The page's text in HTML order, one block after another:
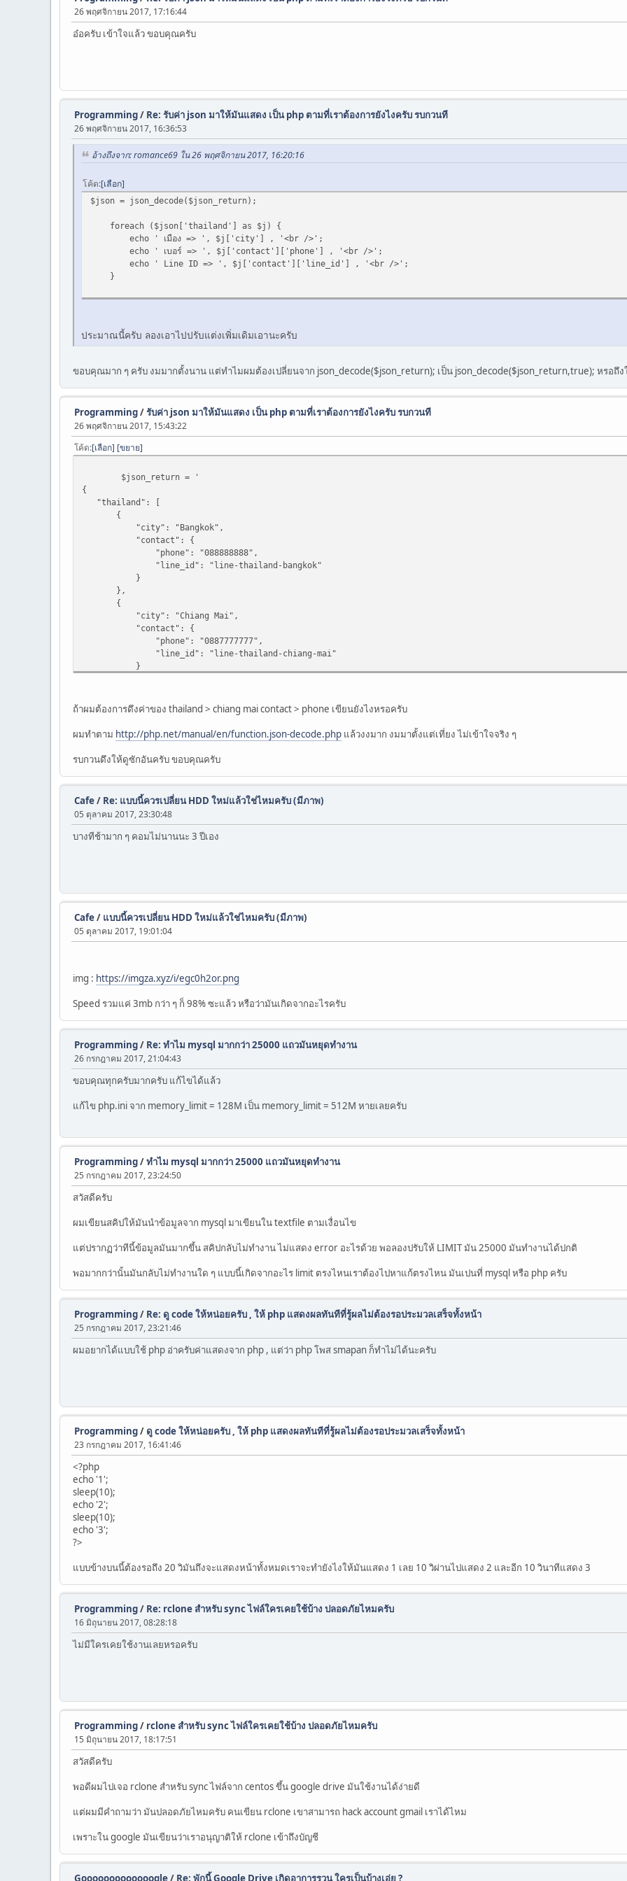
26 พฤศจิกายน 2017, 17:16:44
อ๋อครับ เข้าใจแล้ว ขอบคุณครับ
Programming/ Re: รับค่า json มาให้มันแสดง เป็น php ตามที่เราต้องการยังไงครับ รบกวนที
26 พฤศจิกายน 2017, 16:36:53
อ้างถึงจาก: romance69 ใน 26 พฤศจิกายน 2017, 16:20:16
โค้ด เลือก
$json = json_decode($json_return);
foreach ($json['thailand'] as $j) {
echo ' เมือง => ', $j['city'] , '<br />';
echo ' เบอร์ => ', $j['contact']['phone'] , '<br />';
echo ' Line ID => ', $j['contact']['line_id'] , '<br />';
}
ประมาณนี้ครับ ลองเอาไปปรับแต่งเพิ่มเดิมเอานะครับ
ขอบคุณมาก ๆ ครับ งมมากตั้งนาน แต่ทำไมผมต้องเปลี่ยนจาก json_decode($json_return); เป็น json_decode($json_return,true); หรอถึ
Programming/รับค่า json มาให้มันแสดง เป็น php ตามที่เราต้องการยังไงครับ รบกวนที
26 พฤศจิกายน 2017, 15:43:22
โค้ด เลือก ขยาย
$json_return = '
{
"thailand": [
{
"city": "Bangkok",
"contact": {
"phone": "088888888",
"line_id": "line-thailand-bangkok"
}
},
{
"city": "Chiang Mai",
"contact": {
"phone": "0887777777",
"line_id": "line-thailand-chiang-mai"
}
"usa": [
{
"city": "New York",
"contact": {
"phone": "0886666666",
"line_id": "line-thailand-new_york"
}
{
"city": "Chicago",
"contact": {
"phone": "0885555555",
]
}
';
ถ้าผมต้องการดึงค่าของ thailand > chiang mai contact > phone เขียนยังไงหรอครับ
ผมทำตาม http://php.net/manual/en/function.json-decode.php แล้วงงมาก งมมาตั้งแต่เที่ยง ไม่เข้าใจจริง ๆ
รบกวนดึงให้ดูซักอันครับ ขอบคุณครับ
Cafe/ Re: แบบนี้ควรเปลี่ยน HDD ใหม่แล้วใช่ไหมครับ (มีภาพ)
05 ตุลาคม 2017, 23:30:48
บางทีช้ามาก ๆ คอมไม่นานนะ 3 ปีเอง
Cafe/ แบบนี้ควรเปลี่ยน HDD ใหม่แล้วใช่ไหมครับ (มีภาพ)
05 ตุลาคม 2017, 19:01:04
img : https://imgza.xyz/i/egc0h2or.png
Speed รวมแค่ 3mb กว่า ๆ ก็ 98% ซะแล้ว หรือว่ามันเกิดจากอะไรครับ
Programming/ Re: ทำไม mysql มากกว่า 25000 แถวมันหยุดทำงาน
26 กรกฎาคม 2017, 21:04:43
ขอบคุณทุกครับมากครับ แก้ไขได้แล้ว
แก้ไข php.ini จาก memory_limit = 128M เป็น memory_limit = 512M หายเลยครับ
Programming/ทำไม mysql มากกว่า 25000 แถวมันหยุดทำงาน
25 กรกฎาคม 2017, 23:24:50
สวัสดีครับ
ผมเขียนสคิปให้มันนำข้อมูลจาก mysql มาเขียนใน textfile ตามเงื่อนไข
แต่ปรากฏว่าทีนี้ข้อมูลมันมากขึ้น สคิปกลับไม่ทำงาน ไม่แสดง error อะไรด้วย พอลองปรับให้ LIMIT มัน 25000 มันทำงานได้ปกติ
พอมากกว่านั้นมันกลับไม่ทำงานใด ๆ แบบนี้เกิดจากอะไร limit ตรงไหนเราต้องไปหาแก้ตรงไหน มันเปนที่ mysql หรือ php ครับ
Programming/ Re: ดู code ให้หน่อยครับ , ให้ php แสดงผลทันทีที่รู้ผลไม่ต้องรอประมวลเสร็จทั้งหน้า
25 กรกฎาคม 2017, 23:21:46
ผมอยากได้แบบใช้ php อ่าครับค่าแสดงจาก php , แต่ว่า php โพส smapan ก็ทำไม่ได้นะครับ
Programming/ ดู code ให้หน่อยครับ , ให้ php แสดงผลทันทีที่รู้ผลไม่ต้องรอประมวลเสร็จทั้งหน้า
23 กรกฎาคม 2017, 16:41:46
<?php
echo '1';
sleep(10);
echo '2';
sleep(10);
echo '3';
?>
แบบข้างบนนี้ต้องรอถึง 20 วิมันถึงจะแสดงหน้าทั้งหมดเราจะทำยังไงให้มันแสดง 1 เลย 10 วิผ่านไปแสดง 2 และอีก 10 วินาทีแสดง 3
Programming/ Re: rclone สำหรับ sync ไฟล์ใครเคยใช้บ้าง ปลอดภัยไหมครับ
16 มิถุนายน 2017, 08:28:18
ไม่มีใครเคยใช้งานเลยหรอครับ
Programming/ rclone สำหรับ sync ไฟล์ใครเคยใช้บ้าง ปลอดภัยไหมครับ
15 มิถุนายน 2017, 18:17:51
สวัสดีครับ
พอดีผมไปเจอ rclone สำหรับ sync ไฟล์จาก centos ขึ้น google drive มันใช้งานได้ง่ายดี
แต่ผมมีคำถามว่า มันปลอดภัยไหมครับ คนเขียน rclone เขาสามารถ hack account gmail เราได้ไหม
เพราะใน google มันเขียนว่าเราอนุญาติให้ rclone เข้าถึงบัญชี
Gooooooooooooogle/ Re: พักนี้ Google Drive เกิดอาการรวน ใครเป็นบ้างเอ่ย ?